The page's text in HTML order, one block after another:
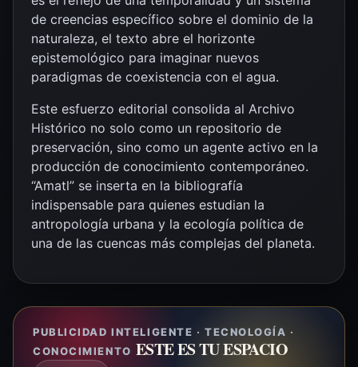
de creencias específico sobre el dominio de la
naturaleza, el texto abre el horizonte
epistemológico para imaginar nuevos
paradigmas de coexistencia con el agua.
Este esfuerzo editorial consolida al Archivo
Histórico no solo como un repositorio de
preservación, sino como un agente activo en la
producción de conocimiento contemporáneo.
“Amatl” se inserta en la bibliografía
indispensable para quienes estudian la
antropología urbana y la ecología política de
una de las cuencas más complejas del planeta.
PUBLICIDAD INTELIGENTE · TECNOLOGÍA ·
CONOCIMIENTO ESTE ES TU ESPACIO